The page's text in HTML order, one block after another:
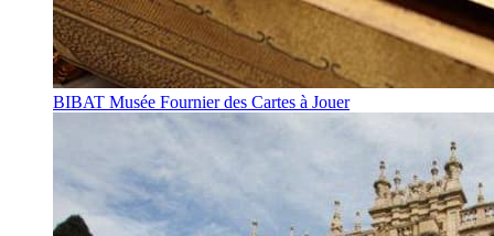
BIBAT Musée Fournier des Cartes à Jouer